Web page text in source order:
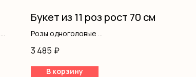
Букет из 11 роз рост 70 см
Розы одноголовые
3 485 ₽
В корзину